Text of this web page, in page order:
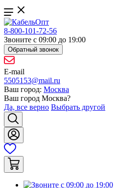
8-800-101-72-56
Звоните с 09:00 до 19:00
Обратный звонок
E-mail
5505153@mail.ru
Ваш город: Москва
Ваш город Москва?
Да, все верно Выбрать другой